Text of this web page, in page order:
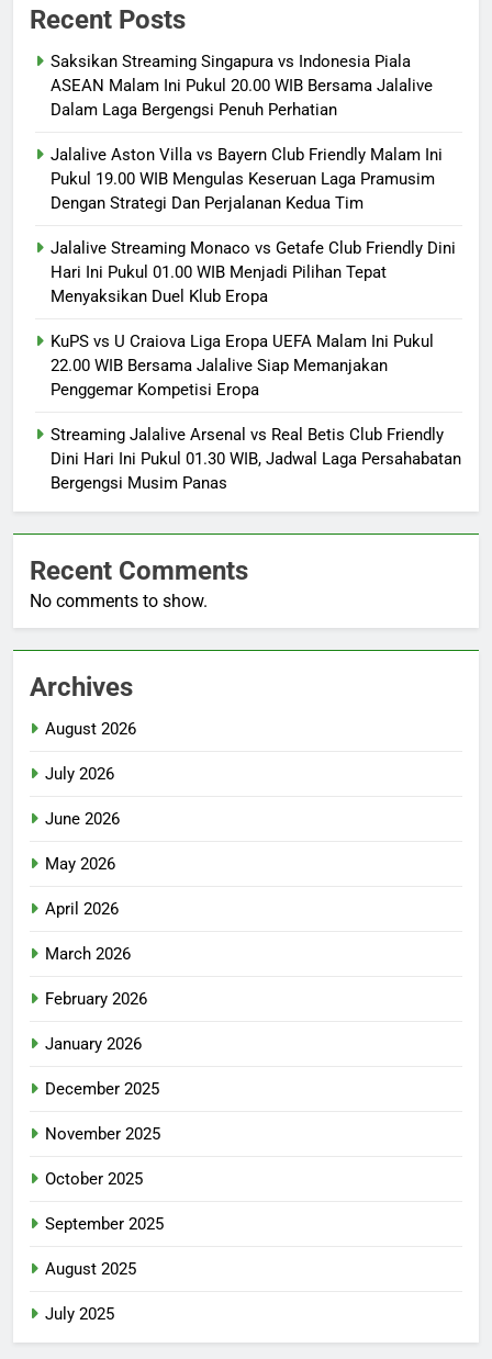
Recent Posts
Saksikan Streaming Singapura vs Indonesia Piala
ASEAN Malam Ini Pukul 20.00 WIB Bersama Jalalive
Dalam Laga Bergengsi Penuh Perhatian
Jalalive Aston Villa vs Bayern Club Friendly Malam Ini
Pukul 19.00 WIB Mengulas Keseruan Laga Pramusim
Dengan Strategi Dan Perjalanan Kedua Tim
Jalalive Streaming Monaco vs Getafe Club Friendly Dini
Hari Ini Pukul 01.00 WIB Menjadi Pilihan Tepat
Menyaksikan Duel Klub Eropa
KuPS vs U Craiova Liga Eropa UEFA Malam Ini Pukul
22.00 WIB Bersama Jalalive Siap Memanjakan
Penggemar Kompetisi Eropa
Streaming Jalalive Arsenal vs Real Betis Club Friendly
Dini Hari Ini Pukul 01.30 WIB, Jadwal Laga Persahabatan
Bergengsi Musim Panas
Recent Comments
No comments to show.
Archives
August 2026
July 2026
June 2026
May 2026
April 2026
March 2026
February 2026
January 2026
December 2025
November 2025
October 2025
September 2025
August 2025
July 2025